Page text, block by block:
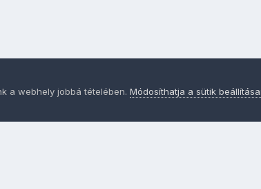
a webhely jobbá tételében. Módosíthatja a sütik